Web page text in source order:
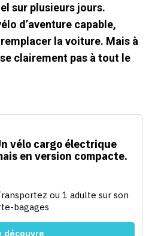
sur plusieurs jours.
d’aventure capable,
la voiture. Mais à
clairement pas à tout le